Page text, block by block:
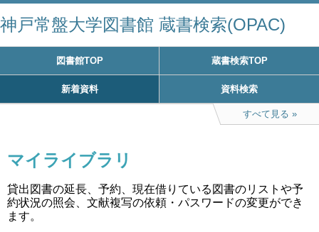
神戸常盤大学図書館 蔵書検索(OPAC)
図書館TOP 蔵書検索TOP
新着資料 資料検索
すべて見る
マイライブラリ
貸出図書の延長、予約、現在借りている図書のリストや予
約状況の照会、文献複写の依頼・パスワードの変更ができ
ます。